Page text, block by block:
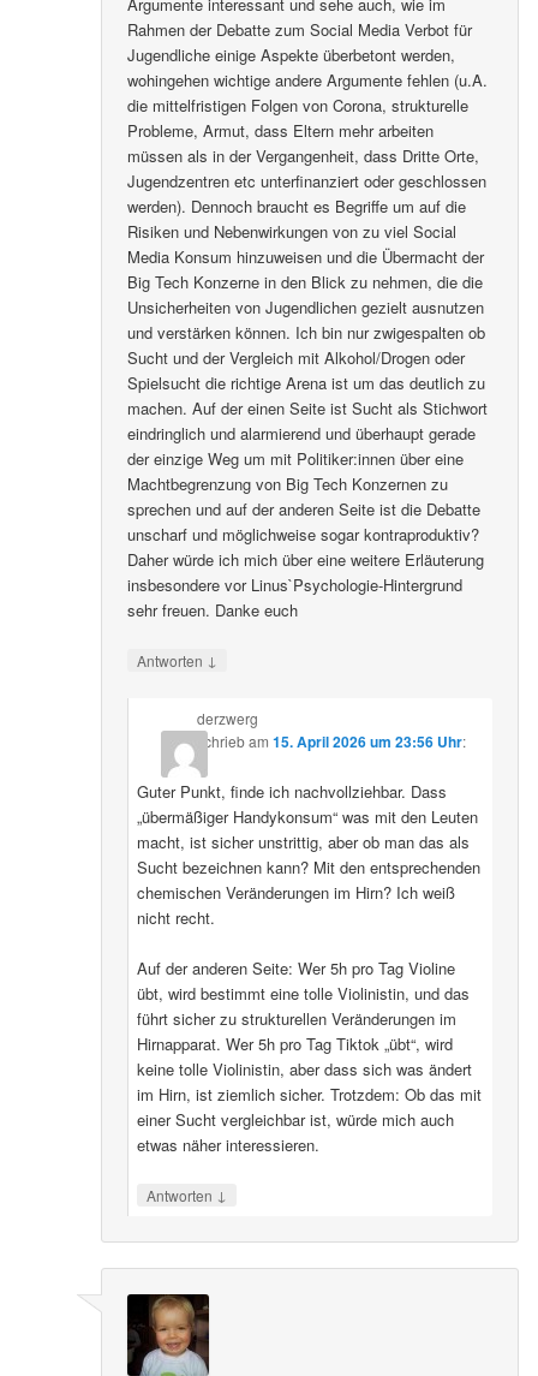
Rahmen der Debatte zum Social Media Verbot für
Jugendliche einige Aspekte überbetont werden,
wohingehen wichtige andere Argumente fehlen (u.A.
die mittelfristigen Folgen von Corona, strukturelle
Probleme, Armut, dass Eltern mehr arbeiten
müssen als in der Vergangenheit, dass Dritte Orte,
Jugendzentren etc unterfinanziert oder geschlossen
werden). Dennoch braucht es Begriffe um auf die
Risiken und Nebenwirkungen von zu viel Social
Media Konsum hinzuweisen und die Übermacht der
Big Tech Konzerne in den Blick zu nehmen, die die
Unsicherheiten von Jugendlichen gezielt ausnutzen
und verstärken können. Ich bin nur zwigespalten ob
Sucht und der Vergleich mit Alkohol/Drogen oder
Spielsucht die richtige Arena ist um das deutlich zu
machen. Auf der einen Seite ist Sucht als Stichwort
eindringlich und alarmierend und überhaupt gerade
der einzige Weg um mit Politiker:innen über eine
Machtbegrenzung von Big Tech Konzernen zu
sprechen und auf der anderen Seite ist die Debatte
unscharf und möglichweise sogar kontraproduktiv?
Daher würde ich mich über eine weitere Erläuterung
insbesondere vor Linus`Psychologie-Hintergrund
sehr freuen. Danke euch
Antworten ↓
derzwerg
schriebam 15. April 2026 um 23:56 Uhr:
Guter Punkt, finde ich nachvollziehbar. Dass
„übermäßiger Handykonsum“ was mit den Leuten
macht, ist sicher unstrittig, aber ob man das als
Sucht bezeichnen kann? Mit den entsprechenden
chemischen Veränderungen im Hirn? Ich weiß
nicht recht.
Auf der anderen Seite: Wer 5h pro Tag Violine
übt, wird bestimmt eine tolle Violinistin, und das
führt sicher zu strukturellen Veränderungen im
Hirnapparat. Wer 5h pro Tag Tiktok „übt“, wird
keine tolle Violinistin, aber dass sich was ändert
im Hirn, ist ziemlich sicher. Trotzdem: Ob das mit
einer Sucht vergleichbar ist, würde mich auch
etwas näher interessieren.
Antworten ↓